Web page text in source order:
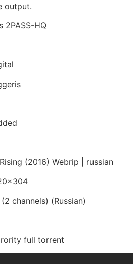
output.
2PASS-HQ
(2016) Webrip | russian
channels) (Russian)
full torrent